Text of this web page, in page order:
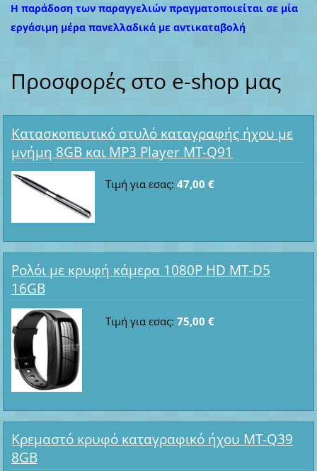
Η παράδοση των παραγγελιών πραγματοποιείται σε μία
εργάσιμη μέρα πανελλαδικά με αντικαταβολή
Προσφορές στο e-shop μας
Κατασκοπευτικό στυλό καταγραφής ήχου με
μνήμη 8GB και MP3 Player MT-Q91
Τιμή για εσας: 47,00 €
Ρολόι με κρυφή κάμερα 1080P HD MT-D5
16GB
Τιμή για εσας: 75,00 €
Κρεμαστό κρυφό καταγραφικό ήχου MT-Q39
8GB